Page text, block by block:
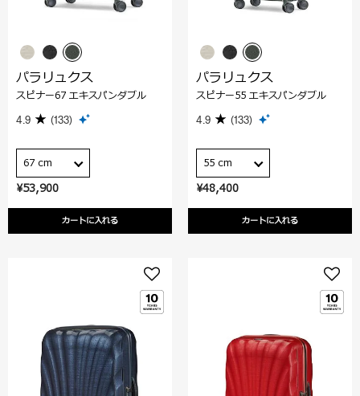
¥53,900
カートに入れる
パラリュクス
スピナー67 エキスパンダブル
4.9 (133)
67 cm
¥48,400
カートに入れる
パラリュクス
スピナー55 エキスパンダブル
4.9 (133)
55 cm